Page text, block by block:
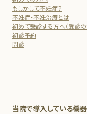
もしかして不妊症？
不妊症・不妊治療とは
初めて受診する方へ（受診の
初診予約
問診
当院で導入している機器